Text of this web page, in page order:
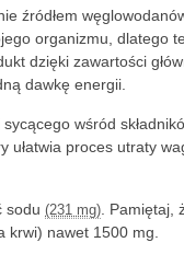
źródłem
organizmu, dlatego
dzięki zawartości
dawkę energii.
sycącego wśród
ułatwia proces utraty
sodu (231 mg) .
krwi) nawet 1500 mg.